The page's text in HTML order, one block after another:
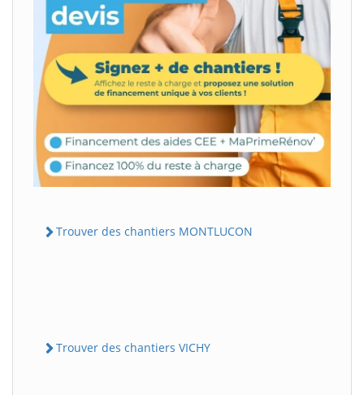
Trouver des chantiers MONTLUCON
Trouver des chantiers VICHY